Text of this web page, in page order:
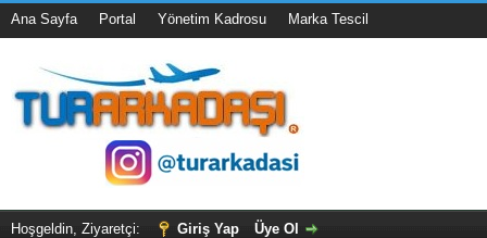
Ana Sayfa Portal Yönetim Kadrosu Marka Tescil
Hoşgeldin, Ziyaretçi: Giriş Yap Üye Ol